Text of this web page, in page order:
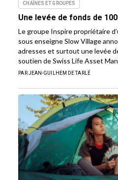
CHAÎNES ET GROUPES
Une levée de fonds de
Le groupe Inspire propriétaire
sous enseigne Slow Village
adresses et surtout une levée
soutien de Swiss Life Asset
PAR JEAN-GUILHEM DE TARLÉ